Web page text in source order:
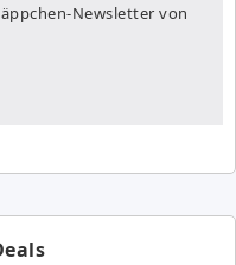
Newsletter von